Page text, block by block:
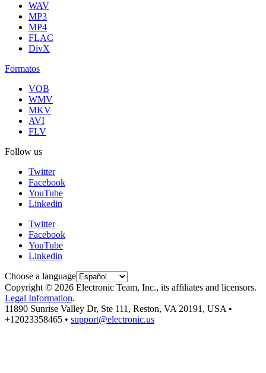
WAV
MP3
MP4
FLAC
DivX
Formatos
VOB
WMV
MKV
AVI
FLV
Follow us
Twitter
Facebook
YouTube
Linkedin
Twitter
Facebook
YouTube
Linkedin
Choose a language
Copyright © 2026 Electronic Team, Inc., its affiliates and licensors.
Legal Information.
11890 Sunrise Valley Dr, Ste 111, Reston, VA 20191, USA •
+12023358465 • support@electronic.us